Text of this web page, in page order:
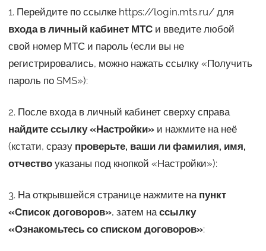
1. Перейдите по ссылке https://login.mts.ru/ для
входа в личный кабинет МТСи введите любой
свой номер МТС и пароль (если вы не
регистрировались, можно нажать ссылку «Получить
пароль по SMS»):
2. После входа в личный кабинет сверху справа
найдите ссылку «Настройки»и нажмите на неё
(кстати, сразу проверьте, ваши ли фамилия, имя,
отчествоуказаны под кнопкой «Настройки»):
3. На открывшейся странице нажмите на пункт
«Список договоров», затем нассылку
«Ознакомьтесь со списком договоров»: